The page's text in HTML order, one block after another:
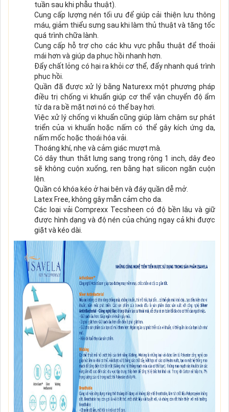
tuần sau khi phẫu thuật).
Cung cấp lượng nén tối ưu để giúp cải thiện lưu thông
máu, giảm thiểu sưng sau khi làm thủ thuật và tăng tốc
quá trình chữa lành.
Cung cấp hỗ trợ cho các khu vực phẫu thuật để thoải
mái hơn và giúp da phục hồi nhanh hơn.
Đẩy chất lỏng có hại ra khỏi cơ thể, đẩy nhanh quá trình
phục hồi.
Quần đã được xử lý bằng Naturexx một phương pháp
điều trị chống vi khuẩn giúp cơ thể vận chuyển độ ẩm
từ da ra bề mặt nơi nó có thể bay hơi.
Việc xử lý chống vi khuẩn cũng giúp làm chậm sự phát
triển của vi khuẩn hoặc nấm có thể gây kích ứng da,
nấm mốc hoặc thoái hóa vải.
Thoáng khí, nhẹ và cảm giác mượt mà.
Có dây thun thắt lưng sang trọng rộng 1 inch, dây đeo
sẽ không cuộn xuống, ren bằng hạt silicon ngăn cuộn
lên.
Quần có khóa kéo ở hai bên và đáy quần dễ mở.
Latex Free, không gây mẫn cảm cho da.
Các loại vải Comprexx Tecsheen có độ bền lâu và giữ
được hình dạng và độ nén của chúng ngay cả khi được
giặt và kéo dài.